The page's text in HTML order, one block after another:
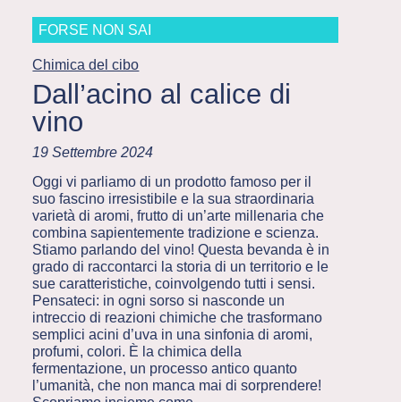
FORSE NON SAI
Chimica del cibo
Dall’acino al calice di
vino
19 Settembre 2024
Oggi vi parliamo di un prodotto famoso per il
suo fascino irresistibile e la sua straordinaria
varietà di aromi, frutto di un’arte millenaria che
combina sapientemente tradizione e scienza.
Stiamo parlando del vino! Questa bevanda è in
grado di raccontarci la storia di un territorio e le
sue caratteristiche, coinvolgendo tutti i sensi.
Pensateci: in ogni sorso si nasconde un
intreccio di reazioni chimiche che trasformano
semplici acini d’uva in una sinfonia di aromi,
profumi, colori. È la chimica della
fermentazione, un processo antico quanto
l’umanità, che non manca mai di sorprendere!